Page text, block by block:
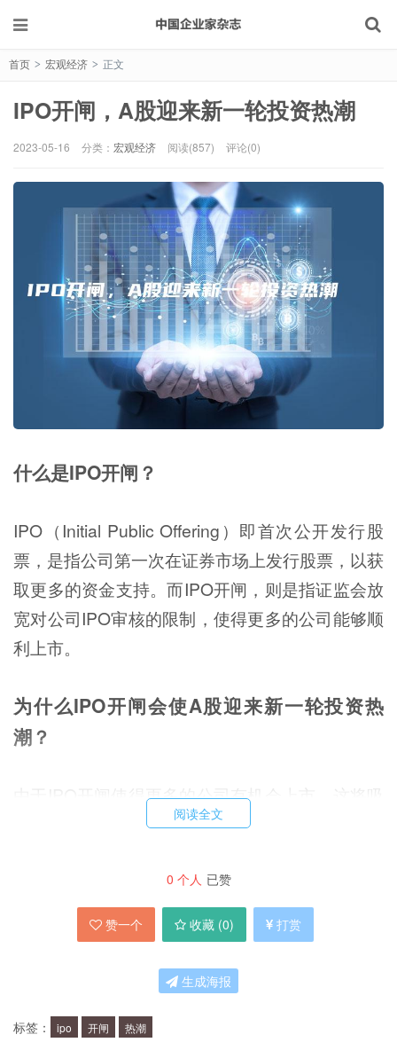
首页 > 宏观经济 > 正文
IPO开闸，A股迎来新一轮投资热潮
2023-05-16 分类： 宏观经济 阅读(857) 评论(0)
什么是IPO开闸？
IPO（Initial Public Offering）即首次公开发行股
票，是指公司第一次在证券市场上发行股票，以获
取更多的资金支持。而IPO开闸，则是指证监会放
宽对公司IPO审核的限制，使得更多的公司能够顺
利上市。
为什么IPO开闸会使A股迎来新一轮投资热
潮？
由于IPO开闸使得更多的公司有机会上市，这将吸
引更多的投资者的关注和资金投入。此外，随着国
支持，投资者对A股市场的信心不断增强，也促使
A股市场迎来了新一轮投资热潮。
对于投资者来说，IPO开闸意味着什么？
对于投资者来说，IPO开闸意味着更多的投资机
阅读全文
0 个人 已赞
赞一个 收藏 (0) 打赏
生成海报
标签： ipo 开闸 热潮